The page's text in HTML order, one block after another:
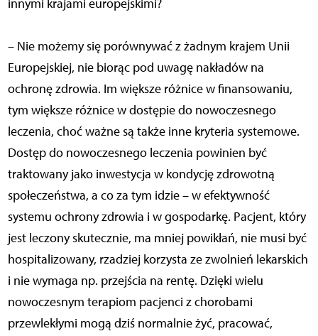
innymi krajami europejskimi?
– Nie możemy się porównywać z żadnym krajem Unii
Europejskiej, nie biorąc pod uwagę nakładów na
ochronę zdrowia. Im większe różnice w finansowaniu,
tym większe różnice w dostępie do nowoczesnego
leczenia, choć ważne są także inne kryteria systemowe.
Dostęp do nowoczesnego leczenia powinien być
traktowany jako inwestycja w kondycję zdrowotną
społeczeństwa, a co za tym idzie – w efektywność
systemu ochrony zdrowia i w gospodarkę. Pacjent, który
jest leczony skutecznie, ma mniej powikłań, nie musi być
hospitalizowany, rzadziej korzysta ze zwolnień lekarskich
i nie wymaga np. przejścia na rentę. Dzięki wielu
nowoczesnym terapiom pacjenci z chorobami
przewlekłymi mogą dziś normalnie żyć, pracować,